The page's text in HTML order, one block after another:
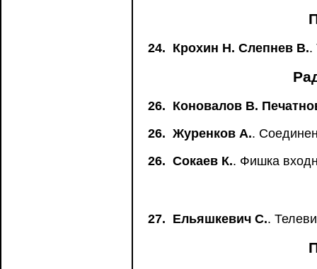
24. Крохин Н. Слепнев В..
26. Коновалов В.
26. Журенков А..
26. Сокаев К.. Фишка
27. Ельяшкевич С..